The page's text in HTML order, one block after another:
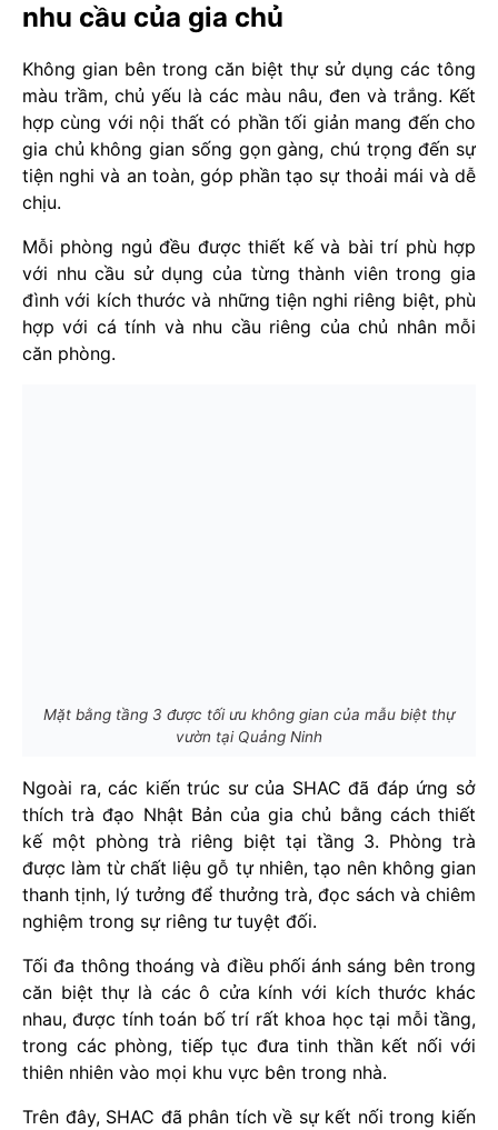
nhu cầu của gia chủ
Không gian bên trong căn biệt thự sử dụng các tông
màu trầm, chủ yếu là các màu nâu, đen và trắng. Kết
hợp cùng với nội thất có phần tối giản mang đến cho
gia chủ không gian sống gọn gàng, chú trọng đến sự
tiện nghi và an toàn, góp phần tạo sự thoải mái và dễ
chịu.
Mỗi phòng ngủ đều được thiết kế và bài trí phù hợp
với nhu cầu sử dụng của từng thành viên trong gia
đình với kích thước và những tiện nghi riêng biệt, phù
hợp với cá tính và nhu cầu riêng của chủ nhân mỗi
căn phòng.
Mặt bằng tầng 3 được tối ưu không gian của mẫu biệt thự
vườn tại Quảng Ninh
Ngoài ra, các kiến trúc sư của SHAC đã đáp ứng sở
thích trà đạo Nhật Bản của gia chủ bằng cách thiết
kế một phòng trà riêng biệt tại tầng 3. Phòng trà
được làm từ chất liệu gỗ tự nhiên, tạo nên không gian
thanh tịnh, lý tưởng để thưởng trà, đọc sách và chiêm
nghiệm trong sự riêng tư tuyệt đối.
Tối đa thông thoáng và điều phối ánh sáng bên trong
căn biệt thự là các ô cửa kính với kích thước khác
nhau, được tính toán bố trí rất khoa học tại mỗi tầng,
trong các phòng, tiếp tục đưa tinh thần kết nối với
thiên nhiên vào mọi khu vực bên trong nhà.
Trên đây, SHAC đã phân tích về sự kết nối trong kiến